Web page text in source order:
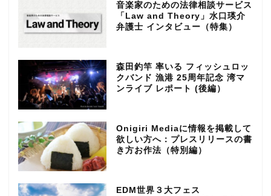
音楽家のための法律相談サービス
「Law and Theory」水口瑛介
弁護士 インタビュー（特集）
森田釣竿 率いる フィッシュロッ
クバンド 漁港 25周年記念 湾マ
ンライブ レポート (後編）
Onigiri Mediaに情報を掲載して
欲しい方へ：プレスリリースの書
き方お作法（特別編）
EDM世界３大フェス